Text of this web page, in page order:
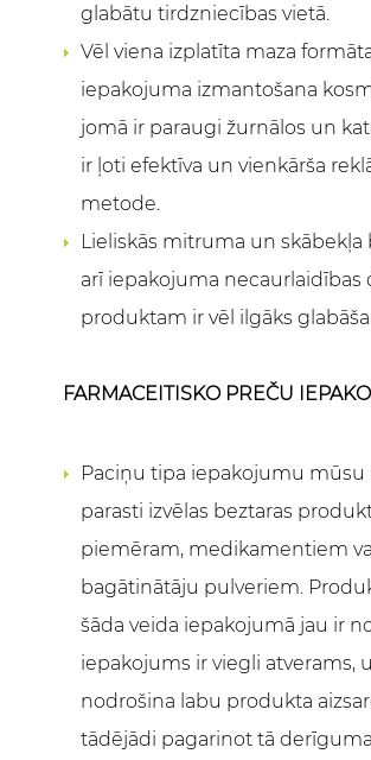
glabātu tirdzniecības vietā.
Vēl viena izplatīta maza
iepakojuma izmantošana
jomā ir paraugi žurnālos un
ir ļoti efektīva un vienkārša
metode.
Lieliskās mitruma un skābekļa
arī iepakojuma necaurlaidības
produktam ir vēl ilgāks
FARMACEITISKO PREČU
Paciņu tipa iepakojumu mūsu
parasti izvēlas beztaras
piemēram, medikamentiem
bagātinātāju pulveriem.
šāda veida iepakojumā jau ir
iepakojums ir viegli atverams,
nodrošina labu produkta
tādējādi pagarinot tā